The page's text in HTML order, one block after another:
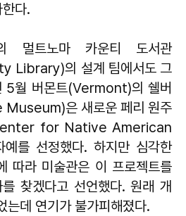
다.
멀트노마 카운티 도서관
Library)의 설계 팀에서도 그
5월 버몬트(Vermont)의 쉘버
은 새로운 페리 원주
for Native American
를 선정했다. 하지만 심각한
따라 미술관은 이 프로젝트를
찾겠다고 선언했다. 원래 개
데 연기가 불가피해졌다.